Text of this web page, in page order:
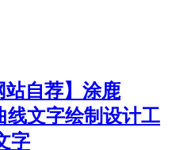
站自荐】涂鹿
线文字绘制设计工
字